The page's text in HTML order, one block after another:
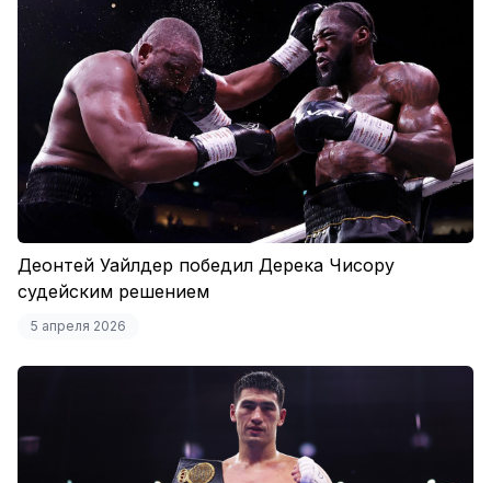
Деонтей Уайлдер победил Дерека Чисору
судейским решением
5 апреля 2026